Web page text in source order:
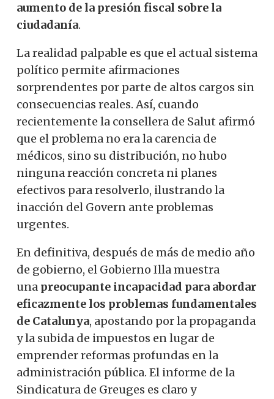
aumento de la presión fiscal sobre la
ciudadanía.
La realidad palpable es que el actual sistema
político permite afirmaciones
sorprendentes por parte de altos cargos sin
consecuencias reales. Así, cuando
recientemente la consellera de Salut afirmó
que el problema no era la carencia de
médicos, sino su distribución, no hubo
ninguna reacción concreta ni planes
efectivos para resolverlo, ilustrando la
inacción del Govern ante problemas
urgentes.
En definitiva, después de más de medio año
de gobierno, el Gobierno Illa muestra
una preocupante incapacidad para abordar
eficazmente los problemas fundamentales
de Catalunya, apostando por la propaganda
y la subida de impuestos en lugar de
emprender reformas profundas en la
administración pública. El informe de la
Sindicatura de Greuges es claro y